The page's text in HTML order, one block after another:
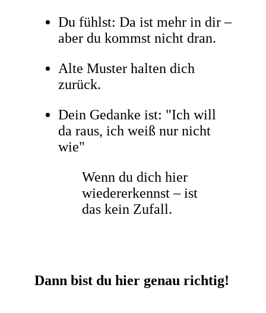
Du fühlst: Da ist mehr in dir –
aber du kommst nicht dran.
Alte Muster halten dich
zurück.
Dein Gedanke ist: "Ich will
da raus, ich weiß nur nicht
wie"
Wenn du dich hier
wiedererkennst – ist
das kein Zufall.
Dann bist du hier genau richtig!